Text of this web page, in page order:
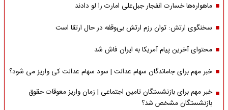
ماهواره‌‌ها خسارت انفجار جبل‌علی امارت را لو دادند
سخنگوی ارتش: توان رزم ارتش بی‌وقفه در حال ارتقا است
محتوای آخرین پیام آمریکا به ایران فاش شد
خبر مهم برای جاماندگان سهام عدالت | سود سهام عدالت کی واریز می شود؟
خبر مهم برای بازنشستگان تامین اجتماعی | زمان واریز معوقات حقوق
بازنشستگان مشخص شد؟